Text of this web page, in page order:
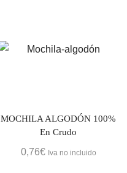
MOCHILA ALGODÓN 100%
En Crudo
0,76€ Iva no incluido